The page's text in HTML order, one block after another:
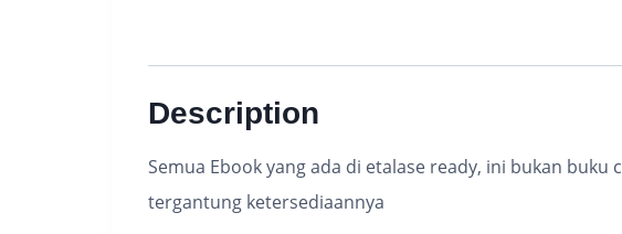
Description
Semua Ebook yang ada di etalase ready, ini bukan
tergantung ketersediaannya